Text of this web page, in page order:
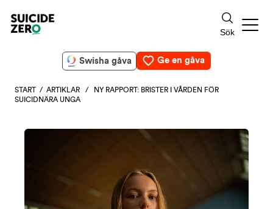
Swisha gåva Ge en gåva
START / ARTIKLAR / NY RAPPORT: BRISTER I VÅRDEN FÖR
SUICIDNÄRA UNGA